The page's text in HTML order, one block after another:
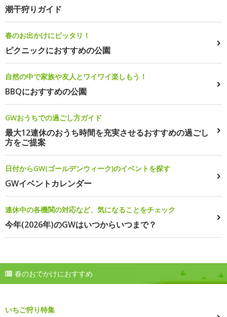
潮干狩りガイド
春のお出かけにピッタリ！
ピクニックにおすすめの公園
自然の中で家族や友人とワイワイ楽しもう！
BBQにおすすめの公園
GWおうちでの過ごし方ガイド
最大12連休のおうち時間を充実させるおすすめの過ごし
方をご提案
日付からGW(ゴールデンウィーク)のイベントを探す
GWイベントカレンダー
連休中の各機関の対応など、気になることをチェック
今年(2026年)のGWはいつからいつまで？
春のおでかけにおすすめ
いちご狩り特集